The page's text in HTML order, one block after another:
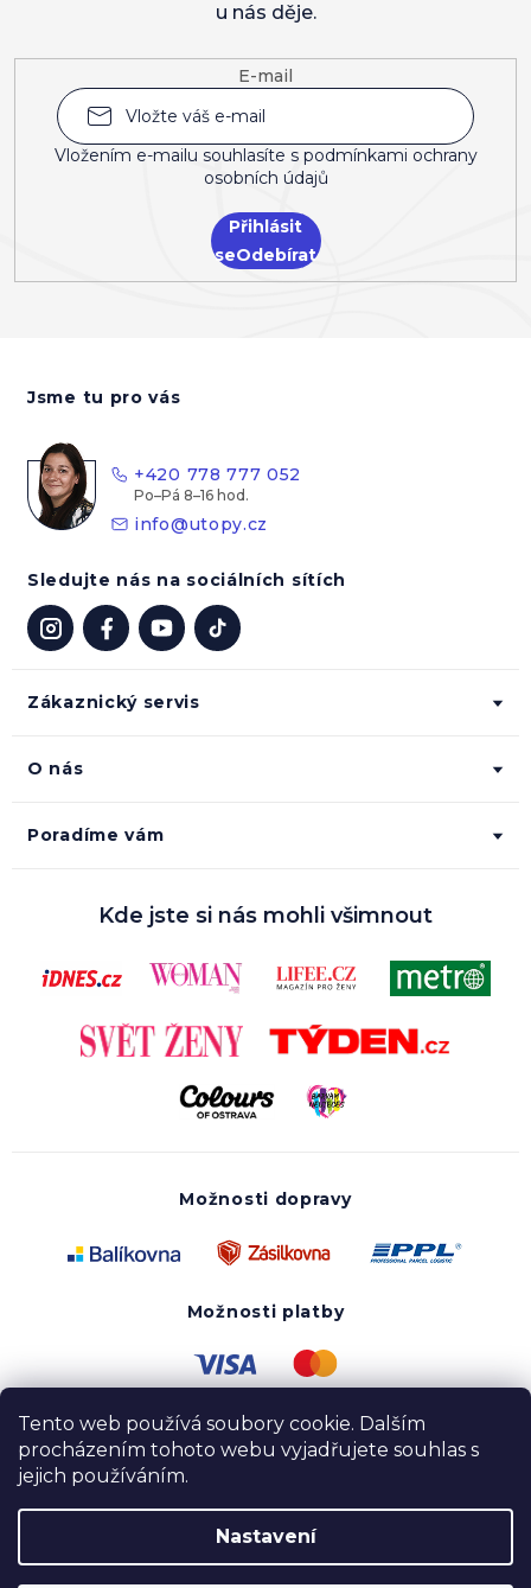
Tento web používá soubory cookie. Dalším
procházením tohoto webu vyjadřujete souhlas s
jejich používáním.
Nastavení
E-mail
Vložením e-mailu souhlasíte s podmínkami ochrany
osobních údajů
Přihlásit
se
u nás děje.
Zákaznický servis
O nás
Poradíme vám
Jsme tu pro vás
+420 778 777 052
info@utopy.cz
Sledujte nás na sociálních sítích
Kde jste si nás mohli všimnout
Možnosti dopravy
Možnosti platby
Copyright 2020 - 2026 UTOPY wear. Všechna práva